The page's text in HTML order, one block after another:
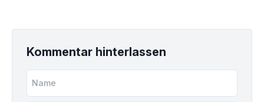
Kommentar hinterlassen